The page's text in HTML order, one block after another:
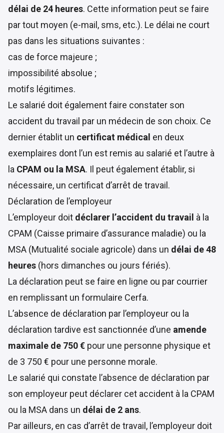
délai de 24 heures. Cette information peut se faire
par tout moyen (e-mail, sms, etc.). Le délai ne court
pas dans les situations suivantes :
cas de force majeure ;
impossibilité absolue ;
motifs légitimes.
Le salarié doit également faire constater son
accident du travail par un médecin de son choix. Ce
dernier établit un certificat médical en deux
exemplaires dont l’un est remis au salarié et l’autre à
la CPAM ou la MSA. Il peut également établir, si
nécessaire, un certificat d’arrêt de travail.
Déclaration de l’employeur
L’employeur doit déclarer l’accident du travail à la
CPAM (Caisse primaire d’assurance maladie) ou la
MSA (Mutualité sociale agricole) dans un délai de 48
heures (hors dimanches ou jours fériés).
La déclaration peut se faire en ligne ou par courrier
en remplissant un formulaire Cerfa.
L’absence de déclaration par l’employeur ou la
déclaration tardive est sanctionnée d’une amende
maximale de 750 € pour une personne physique et
de 3 750 € pour une personne morale.
Le salarié qui constate l’absence de déclaration par
son employeur peut déclarer cet accident à la CPAM
ou la MSA dans un délai de 2 ans.
Par ailleurs, en cas d’arrêt de travail, l’employeur doit